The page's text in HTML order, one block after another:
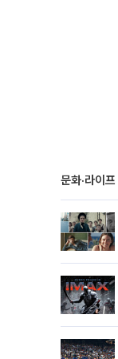
문화·라이